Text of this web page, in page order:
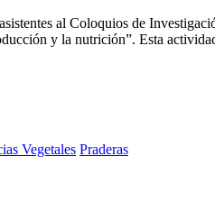
al Coloquios de
y la nutrición”. Esta
Vegetales Praderas